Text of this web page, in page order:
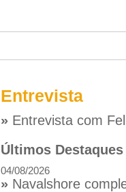
Entrevista
» Entrevista com
Últimos Destaques
04/08/2026
» Navalshore